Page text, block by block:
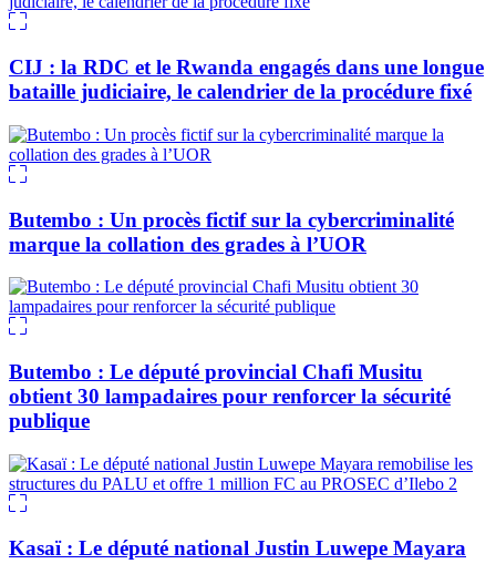
CIJ : la RDC et le Rwanda engagés dans une longue
bataille judiciaire, le calendrier de la procédure fixé
Butembo : Un procès fictif sur la cybercriminalité
marque la collation des grades à l’UOR
Butembo : Le député provincial Chafi Musitu
obtient 30 lampadaires pour renforcer la sécurité
publique
Kasaï : Le député national Justin Luwepe Mayara